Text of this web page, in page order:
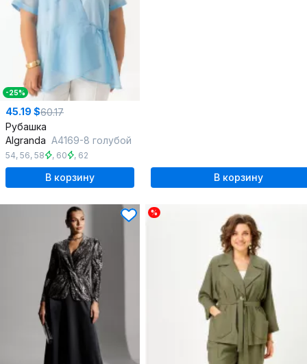
-25%
45.19 $60.17
Рубашка
Algranda A4169-8 голубой
54, 56, 58 , 60 , 62
В корзину В корзину
%